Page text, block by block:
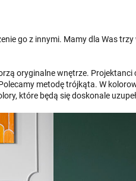
go z innymi. Mamy dla Was
oryginalne wnętrze. Projektanci
metodę trójkąta. W
które będą się doskonale